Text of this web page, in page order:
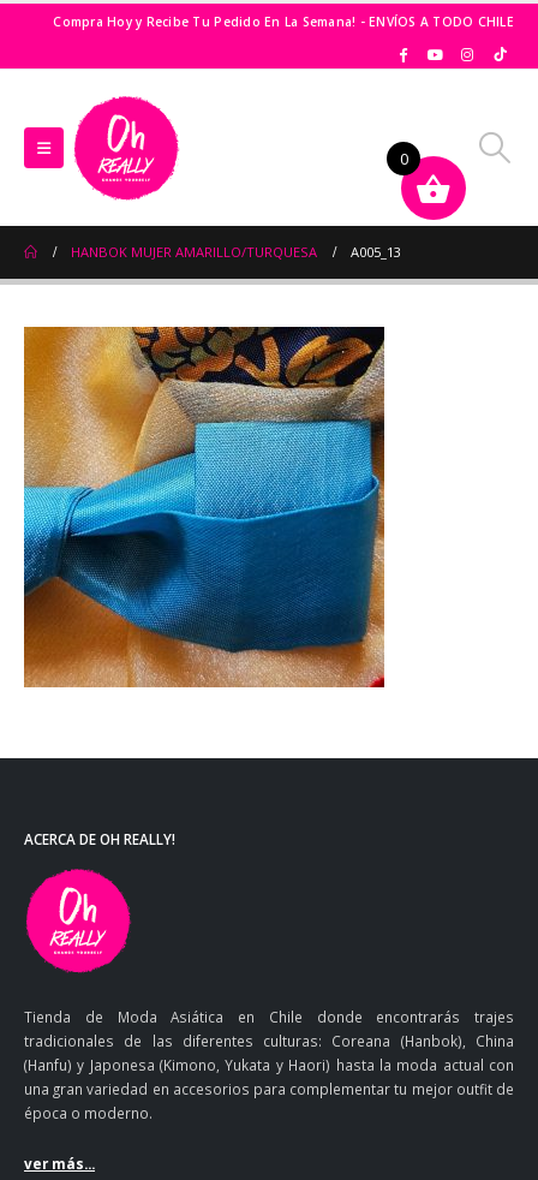
Compra Hoy y Recibe Tu Pedido En La Semana! - ENVÍOS A TODO CHILE
HANBOK MUJER AMARILLO/TURQUESA A005_13
ACERCA DE OH REALLY!
Tienda de Moda Asiática en Chile donde encontrarás trajes
tradicionales de las diferentes culturas: Coreana (Hanbok), China
(Hanfu) y Japonesa (Kimono, Yukata y Haori) hasta la moda actual con
una gran variedad en accesorios para complementar tu mejor outfit de
época o moderno.
ver más...
0